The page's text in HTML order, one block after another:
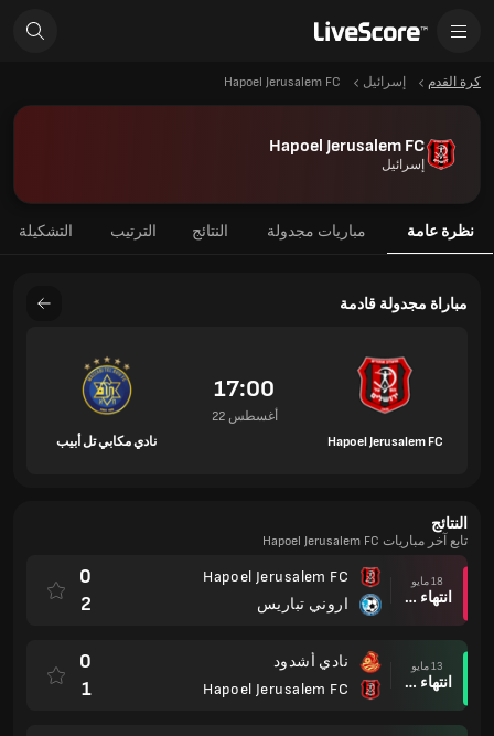
كرة القدم إسرائيل Hapoel Jerusalem FC
Hapoel Jerusalem FC
إسرائيل
نظرة عامة مباريات مجدولة النتائج الترتيب التشكيلة
مباراة مجدولة قادمة
Hapoel Jerusalem FC
17:00
22 أغسطس
نادي مكابي تل أبيب
النتائج
تابع آخر مباريات Hapoel Jerusalem FC
18 مايو
انتهاء وقت المباراة
Hapoel Jerusalem FC
اروني تباريس
0
2
13 مايو
انتهاء وقت المباراة
نادي أشدود
Hapoel Jerusalem FC
0
1